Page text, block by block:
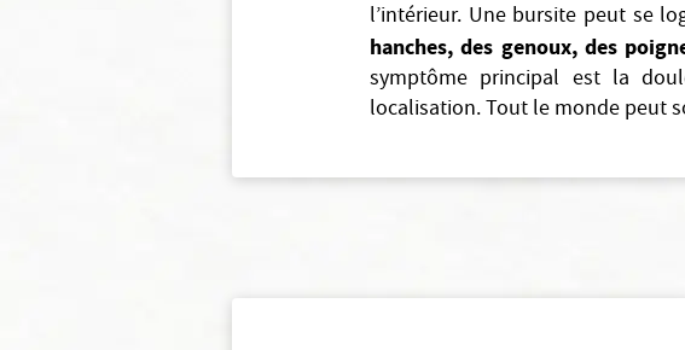
l’intérieur. Une bursite peut se
hanches, des genoux, des
symptôme principal est la
localisation. Tout le monde peut